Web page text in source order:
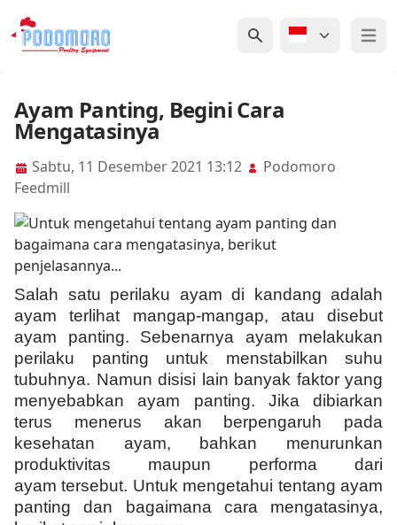
Open
Ayam Panting, Begini Cara
Mengatasinya
Sabtu, 11 Desember 2021 13:12
Podomoro
Feedmill
Salah satu perilaku ayam di kandang adalah
ayam terlihat mangap-mangap, atau disebut
ayam panting. Sebenarnya ayam melakukan
perilaku panting untuk menstabilkan suhu
tubuhnya. Namun disisi lain banyak faktor yang
menyebabkan ayam panting. Jika dibiarkan
terus menerus akan berpengaruh pada
kesehatan ayam, bahkan menurunkan
produktivitas maupun performa dari
ayam tersebut. Untuk mengetahui tentang ayam
panting dan bagaimana cara mengatasinya,